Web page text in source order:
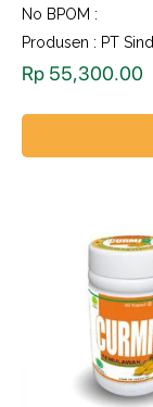
No BPOM :
Rp 55,300.00